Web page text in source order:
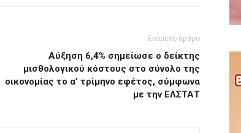
Επόμενο άρθρο
Αύξηση 6,4% σημείωσε ο δείκτης
μισθολογικού κόστους στο σύνολο της
οικονομίας το α’ τρίμηνο εφέτος, σύμφωνα
με την ΕΛΣΤΑΤ